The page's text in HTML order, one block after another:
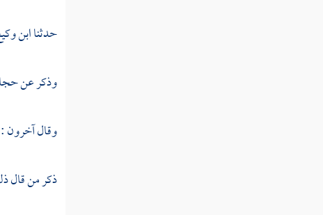
حدثناابن
وذكر عن
وقال آخرون :
ذكر من قال